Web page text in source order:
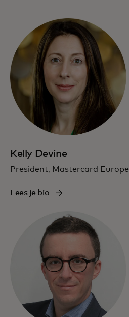
Kelly Devine
President, Mastercard Europe
Lees je bio